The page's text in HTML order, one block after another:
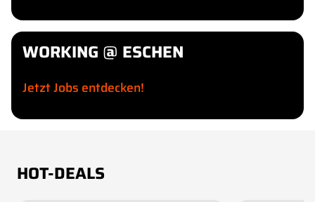
WORKING @ ESCHEN
Jetzt Jobs entdecken!
HOT-DEALS